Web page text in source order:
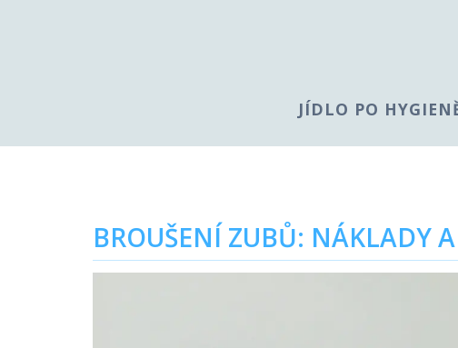
JÍDLO PO
BROUŠENÍ ZUBŮ: NÁKLADY